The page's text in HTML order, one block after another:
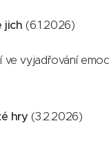
jich (6.1.2026)
vyjadřování
hry (3.2.2026)